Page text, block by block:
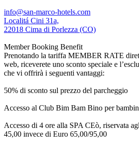
info@san-marco-hotels.com
Localitá Cini 31a,
22018 Cima di Porlezza (CO)
Member Booking Benefit
Prenotando la tariffa MEMBER RATE
web, riceverete uno sconto speciale e
che vi offrirà i seguenti vantaggi:
50% di sconto sul prezzo del parcheggio
Accesso al Club Bim Bam Bino per
Accesso di 4 ore alla SPA CEò, riservata
45,00 invece di Euro 65,00/95,00